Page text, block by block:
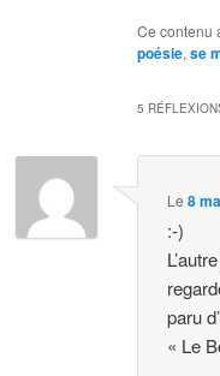
Ce contenu
poésie, se
5
Le8
:-)
paru
« Le